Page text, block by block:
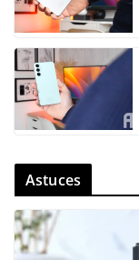
Astuces